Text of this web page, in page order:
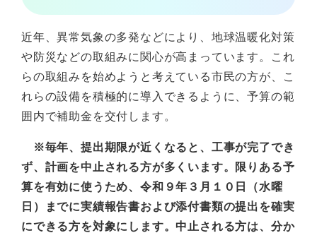
近年、異常気象の多発などにより、地球温暖化対策
や防災などの取組みに関心が高まっています。これ
らの取組みを始めようと考えている市民の方が、こ
れらの設備を積極的に導入できるように、予算の範
囲内で補助金を交付します。
※毎年、提出期限が近くなると、工事が完了でき
ず、計画を中止される方が多くいます。限りある予
算を有効に使うため、令和９年３月１０日（水曜
日）までに実績報告書および添付書類の提出を確実
にできる方を対象にします。中止される方は、分か